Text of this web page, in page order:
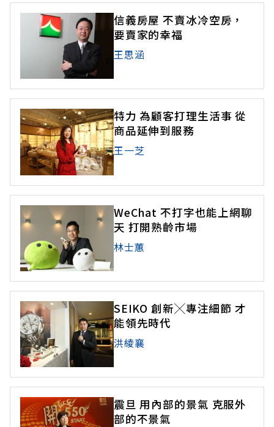
信義房屋 不賣冰冷空房，
要賣家的幸福
王思涵
特力 為顧客打理生活事 從
商品延伸到服務
王一芝
WeChat 不打字也能上網聊
天 打開熟齡市場
林士蕙
SEIKO 創新╳專注細節 才
能領先時代
洪綾襄
震旦 用內部的景氣 克服外
部的不景氣